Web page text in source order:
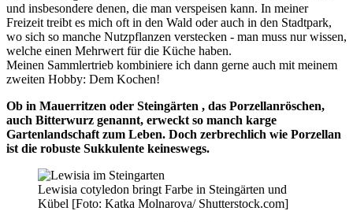
und insbesondere denen, die man verspeisen kann. In meiner
Freizeit treibt es mich oft in den Wald oder auch in den Stadtpark,
wo sich so manche Nutzpflanzen verstecken - man muss nur wissen,
welche einen Mehrwert für die Küche haben.
Meinen Sammlertrieb kombiniere ich dann gerne auch mit meinem
zweiten Hobby: Dem Kochen!
Ob in Mauerritzen oder Steingärten , das Porzellanröschen,
auch Bitterwurz genannt, erweckt so manch karge
Gartenlandschaft zum Leben. Doch zerbrechlich wie Porzellan
ist die robuste Sukkulente keineswegs.
Lewisia cotyledon bringt Farbe in Steingärten und
Kübel [Foto: Katka Molnarova/ Shutterstock.com]